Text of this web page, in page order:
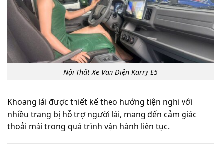
Nội Thất Xe Van Điện Karry E5
Khoang lái được thiết kế theo hướng tiện nghi với
nhiều trang bị hỗ trợ người lái, mang đến cảm giác
thoải mái trong quá trình vận hành liên tục.